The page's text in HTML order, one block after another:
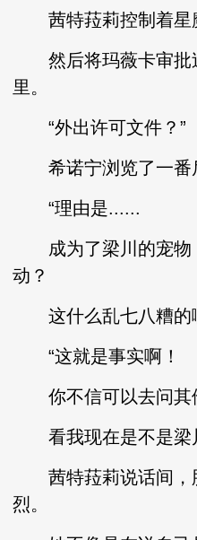
茜特菈莉控制着星
然后将玛薇卡审批
里。
“外出许可文件？”
希诺宁浏览了一番
“理由是......
成为了梁川的宠物
动？
这什么乱七八糟的
“这就是事实啊！
你不信可以去问其
看我现在是不是梁
茜特菈莉说话间，
烈。